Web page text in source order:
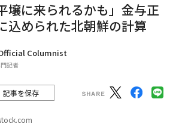
壌に来られるかも」金与正
込められた北朝鮮の計算
Columnist
記者
記事を保存